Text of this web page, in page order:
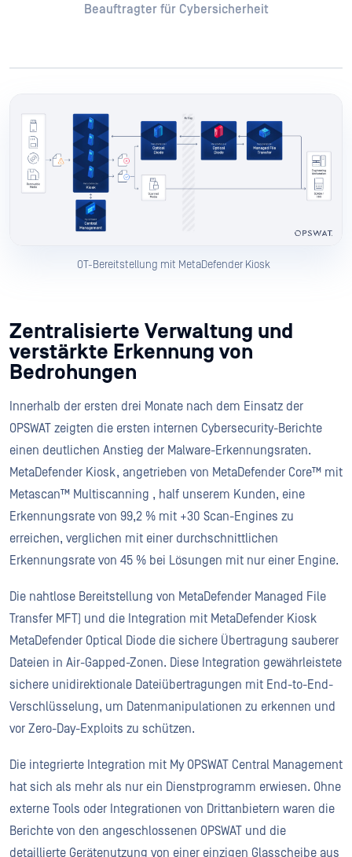
Beauftragter für Cybersicherheit
OT-Bereitstellung mit MetaDefender Kiosk
Zentralisierte Verwaltung und
verstärkte Erkennung von
Bedrohungen
Innerhalb der ersten drei Monate nach dem Einsatz der
OPSWAT zeigten die ersten internen Cybersecurity-Berichte
einen deutlichen Anstieg der Malware-Erkennungsraten.
MetaDefender Kiosk, angetrieben von MetaDefender Core™ mit
Metascan™ Multiscanning , half unserem Kunden, eine
Erkennungsrate von 99,2 % mit +30 Scan-Engines zu
erreichen, verglichen mit einer durchschnittlichen
Erkennungsrate von 45 % bei Lösungen mit nur einer Engine.
Die nahtlose Bereitstellung von MetaDefender Managed File
Transfer MFT) und die Integration mit MetaDefender Kiosk
MetaDefender Optical Diode die sichere Übertragung sauberer
Dateien in Air-Gapped-Zonen. Diese Integration gewährleistete
sichere unidirektionale Dateiübertragungen mit End-to-End-
Verschlüsselung, um Datenmanipulationen zu erkennen und
vor Zero-Day-Exploits zu schützen.
Die integrierte Integration mit My OPSWAT Central Management
hat sich als mehr als nur ein Dienstprogramm erwiesen. Ohne
externe Tools oder Integrationen von Drittanbietern waren die
Berichte von den angeschlossenen OPSWAT und die
detaillierte Gerätenutzung von einer einzigen Glasscheibe aus